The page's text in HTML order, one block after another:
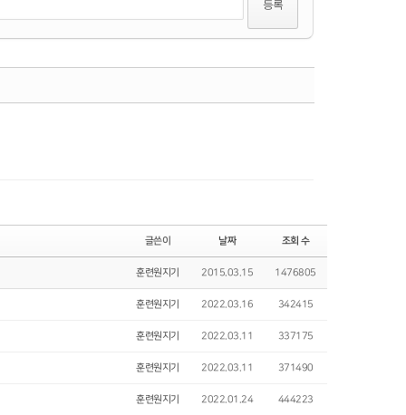
글쓴이 날짜 조회 수
훈련원지기 2015.03.15 1476805
훈련원지기 2022.03.16 342415
훈련원지기 2022.03.11 337175
훈련원지기 2022.03.11 371490
훈련원지기 2022.01.24 444223